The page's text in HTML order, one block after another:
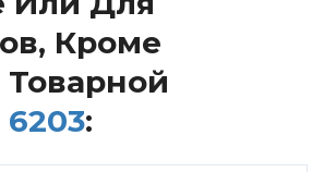
Кроме
6203: